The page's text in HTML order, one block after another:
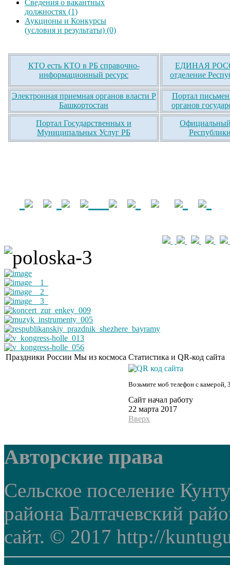
Сведения о вакантных
должностях (1)
Аукционы и Конкурсы
(условия и результаты) (0)
КТО есть КТО в РБ справочно-
информационный ресурс
ЕДИНАЯ
отделение
Электронная приемная органов власти Р
Башкортостан
Портал
органов
Портал Государственных и
Муниципальных Услуг РБ
Официальный
Праздники России Мы из космоса Статистика и QR-код сайта
Возьмите моб телефон с камерой,
Сайт начал работу
22 марта 2017
Вверх
Авторские права
Сельское поселение
района Балтачевский
сайт. © 2017 http://